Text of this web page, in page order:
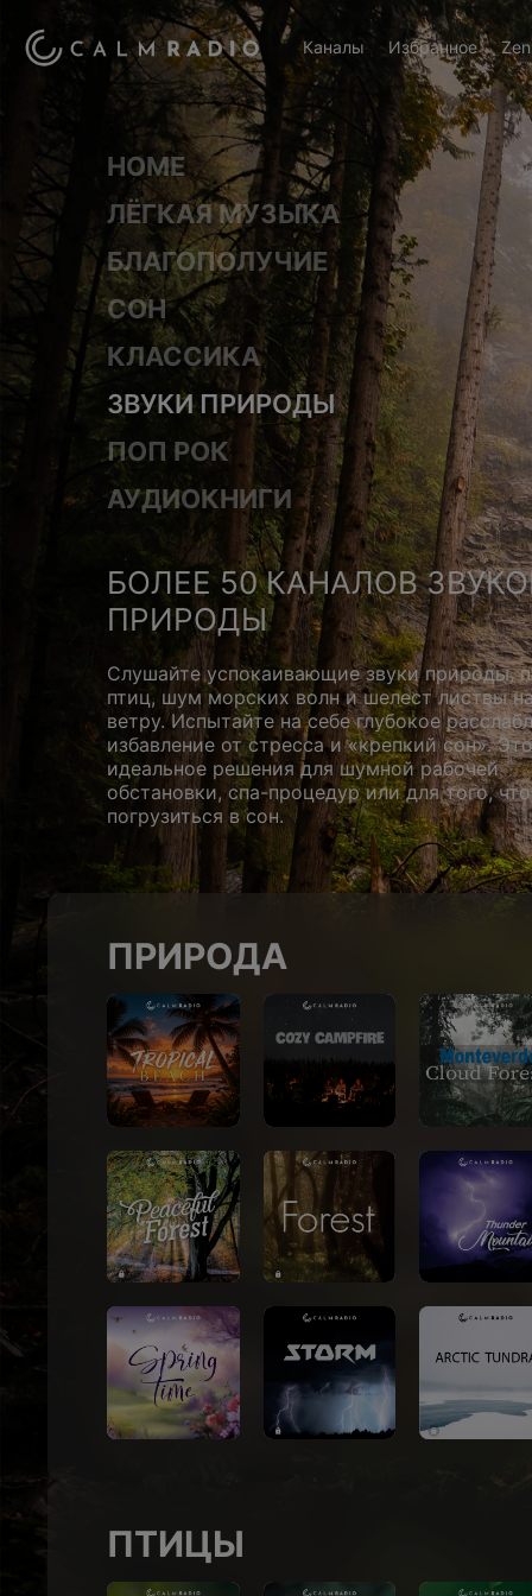
Каналы Избранное
HOME
ЛЁГКАЯ МУЗЫКА
БЛАГОПОЛУЧИЕ
СОН
КЛАССИКА
ЗВУКИ ПРИРОДЫ
ПОП РОК
АУДИОКНИГИ
БОЛЕЕ 50 КАНАЛОВ
ПРИРОДЫ
Слушайте успокаивающие звуки природы,
птиц, шум морских волн и шелест листвы
ветру. Испытайте на себе глубокое
избавление от стресса и «крепкий сон». Это
идеальное решения для шумной рабочей
обстановки, спа-процедур или для того,
погрузиться в сон.
ПРИРОДА
ПТИЦЫ